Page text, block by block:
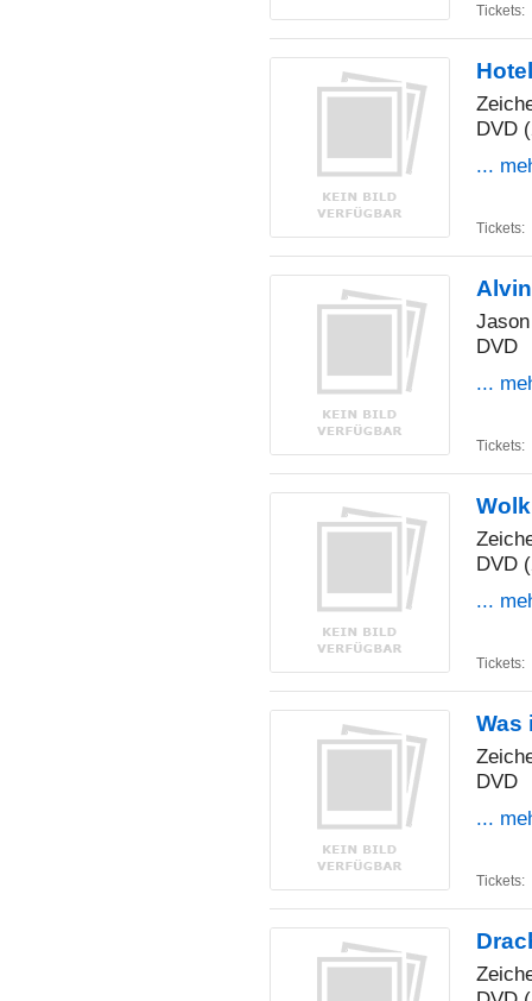
Tickets:
DVD
...
Tickets:
DVD
...
Tickets:
DVD
...
Tickets:
Was
DVD
...
Tickets: